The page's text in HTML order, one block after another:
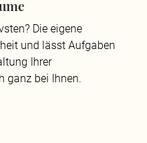
Die eigene
und lässt Aufgaben
Ihrer
ganz bei Ihnen.